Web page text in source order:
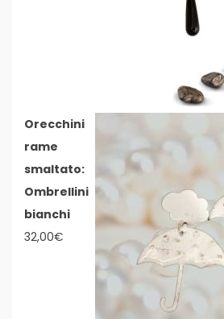
Orecchini
rame
smaltato:
Ombrellini
bianchi
32,00€